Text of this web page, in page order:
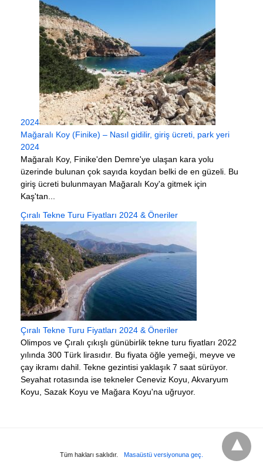
2024
Mağaralı Koy (Finike) – Nasıl gidilir, giriş ücreti, park yeri
2024
Mağaralı Koy, Finike'den Demre'ye ulaşan kara yolu
üzerinde bulunan çok sayıda koydan belki de en güzeli. Bu
giriş ücreti bulunmayan Mağaralı Koy'a gitmek için
Kaş'tan...
Çıralı Tekne Turu Fiyatları 2024 & Öneriler
Çıralı Tekne Turu Fiyatları 2024 & Öneriler
Olimpos ve Çıralı çıkışlı günübirlik tekne turu fiyatları 2022
yılında 300 Türk lirasıdır. Bu fiyata öğle yemeği, meyve ve
çay ikramı dahil. Tekne gezintisi yaklaşık 7 saat sürüyor.
Seyahat rotasında ise tekneler Ceneviz Koyu, Akvaryum
Koyu, Sazak Koyu ve Mağara Koyu'na uğruyor.
Tüm hakları saklıdır. Masaüstü versiyonuna geç.